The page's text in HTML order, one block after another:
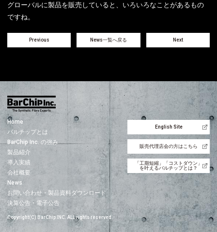
グローバルに製品を販売していると、いろいろなことがあるもの
ですね。
Previous News一覧へ戻る Next
Home
バルチップとは
BarChip Inc. の強み
製品紹介
導入実績
会社概要
News
お問い合わせ・製品資料ダウンロード
決算公告・電子公告
Copyright(C) BarChip INC. ALL rights reserved.
English Site
販売代理店会の方はこちら
「工期短縮」「コストダウン」
を叶えるバルチップとは？